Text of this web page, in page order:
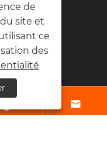

de
site et
ce
des